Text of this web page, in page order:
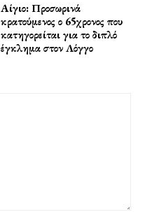
Αίγιο: Προσωρινά
κρατούμενος ο 65χρονος που
κατηγορείται για το διπλό
έγκλημα στον Λόγγο